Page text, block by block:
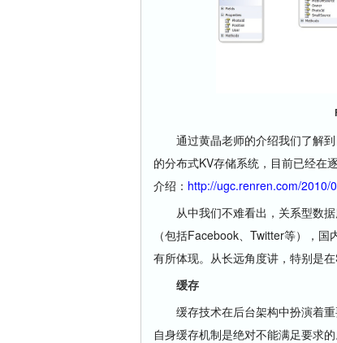
通过黄晶老师的介绍我们了解到
的分布式KV存储系统，目前已经在
介绍： http://ugc.renren.com/2010/
从中我们不难看出，关系型数据
（包括Facebook、Twitter等），
有所体现。从长远角度讲，特别是
缓存
缓存技术在后台架构中扮演着重
自身缓存机制是绝对不能满足要求